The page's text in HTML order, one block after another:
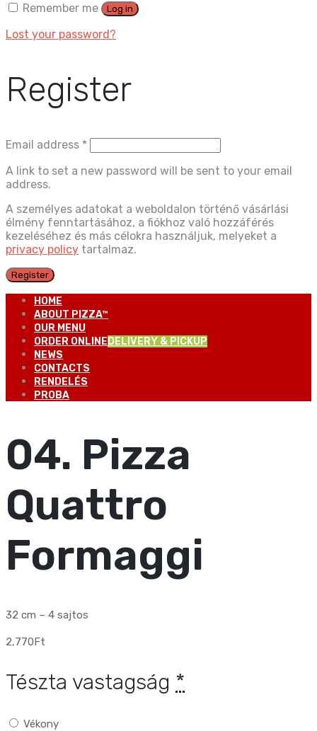
Remember me
Log in
Lost your password?
Register
Email address *
A link to set a new password will be sent to your email
address.
A személyes adatokat a weboldalon történő vásárlási
élmény fenntartásához, a fiókhoz való hozzáférés
kezeléséhez és más célokra használjuk, melyeket a
privacy policy tartalmaz.
Register
HOME
ABOUT PIZZA™
OUR MENU
ORDER ONLINE DELIVERY & PICKUP
NEWS
CONTACTS
RENDELÉS
PROBA
04. Pizza
Quattro
Formaggi
32 cm – 4 sajtos
2,770Ft
Tészta vastagság *
Vékony